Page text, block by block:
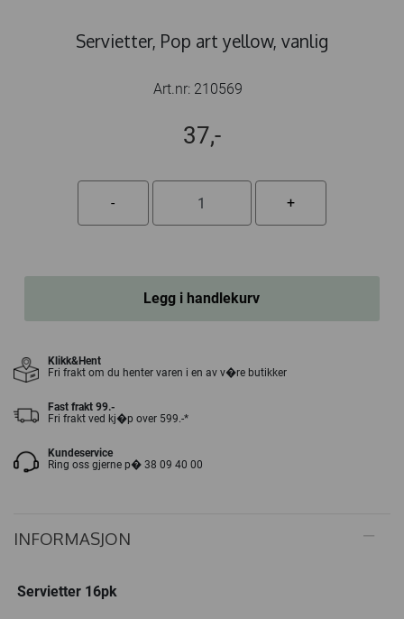
Servietter, Pop art yellow, vanlig
Art.nr: 210569
37,-
Legg i handlekurv
Klikk&Hent
Fri frakt om du henter varen i en av v�re butikker
Fast frakt 99.-
Fri frakt ved kj�p over 599.-*
Kundeservice
Ring oss gjerne p� 38 09 40 00
INFORMASJON
Servietter 16pk